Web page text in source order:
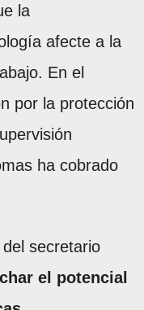
la
afecte a la
En el
por la protección
ha cobrado
secretario
el potencial